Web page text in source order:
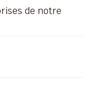
de notre